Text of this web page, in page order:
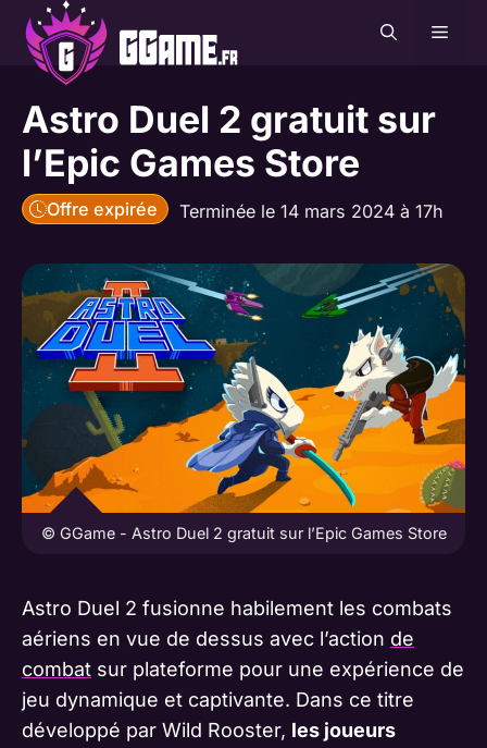
Aller
contenu
Astro Duel 2 gratuit sur
l’Epic Games Store
Offre expirée Terminée le 14 mars 2024 à 17h
© GGame - Astro Duel 2 gratuit sur l’Epic Games Store
Astro Duel 2 fusionne habilement les combats
aériens en vue de dessus avec l’action de
combat sur plateforme pour une expérience de
jeu dynamique et captivante. Dans ce titre
développé par Wild Rooster, les joueurs